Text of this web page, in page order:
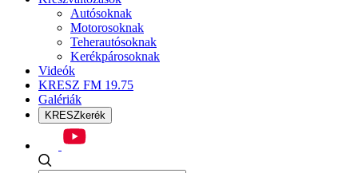
Autósoknak
Motorosoknak
Teherautósoknak
Kerékpárosoknak
Videók
KRESZ FM 19.75
Galériák
KRESZkerék